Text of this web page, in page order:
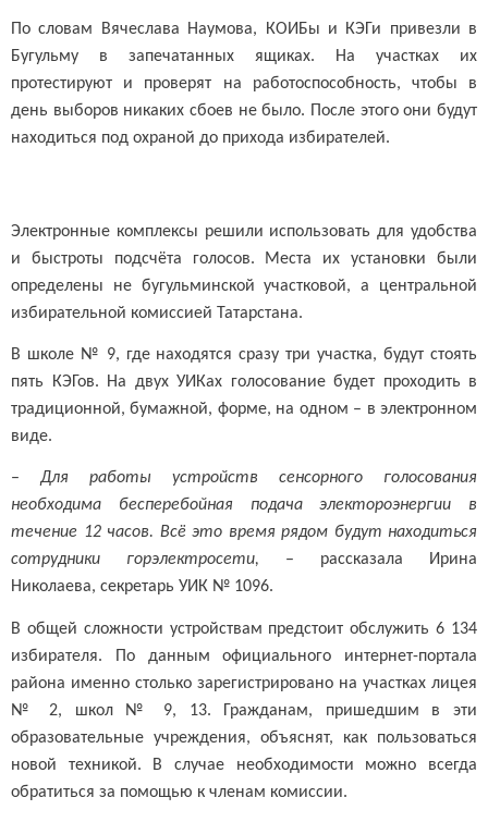
По словам Вячеслава Наумова, КОИБы и КЭГи привезли в
Бугульму в запечатанных ящиках. На участках их
протестируют и проверят на работоспособность, чтобы в
день выборов никаких сбоев не было. После этого они будут
находиться под охраной до прихода избирателей.
Электронные комплексы решили использовать для удобства
и быстроты подсчёта голосов. Места их установки были
определены не бугульминской участковой, а центральной
избирательной комиссией Татарстана.
В школе № 9, где находятся сразу три участка, будут стоять
пять КЭГов. На двух УИКах голосование будет проходить в
традиционной, бумажной, форме, на одном – в электронном
виде.
– Для работы устройств сенсорного голосования
необходима бесперебойная подача электороэнергии в
течение 12 часов. Всё это время рядом будут находиться
сотрудники горэлектросети, – рассказала Ирина
Николаева, секретарь УИК № 1096.
В общей сложности устройствам предстоит обслужить 6 134
избирателя. По данным официального интернет-портала
района именно столько зарегистрировано на участках лицея
№ 2, школ № 9, 13. Гражданам, пришедшим в эти
образовательные учреждения, объяснят, как пользоваться
новой техникой. В случае необходимости можно всегда
обратиться за помощью к членам комиссии.